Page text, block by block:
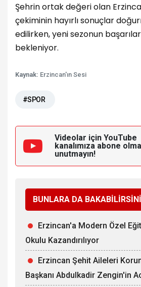
Şehrin ortak değeri olan
çekiminin hayırlı sonuçlar
edilirken, yeni sezonun
bekleniyor.
Kaynak: Erzincan'ın Sesi
#SPOR
Videolar için YouTube
kanalımıza abone
unutmayın!
BUNLARA DA
Erzincan'a Modern Özel
Okulu Kazandırılıyor
Erzincan Şehit Aileleri
Başkanı Abdulkadir Zengin'in